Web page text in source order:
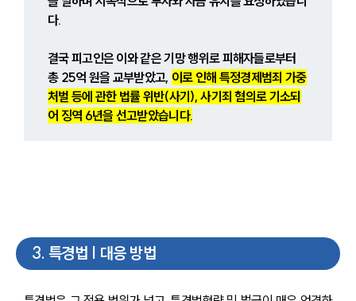
다.
결국 피고인은 이와 같은 기망 행위로 피해자들로부터
총 25억 원을 교부받았고, 이로 인해 특정경제범죄 가중
처벌 등에 관한 법률 위반(사기), 사기죄 혐의로 기소되
어 징역 6년을 선고받았습니다.
3. 특경법 | 대응 방법